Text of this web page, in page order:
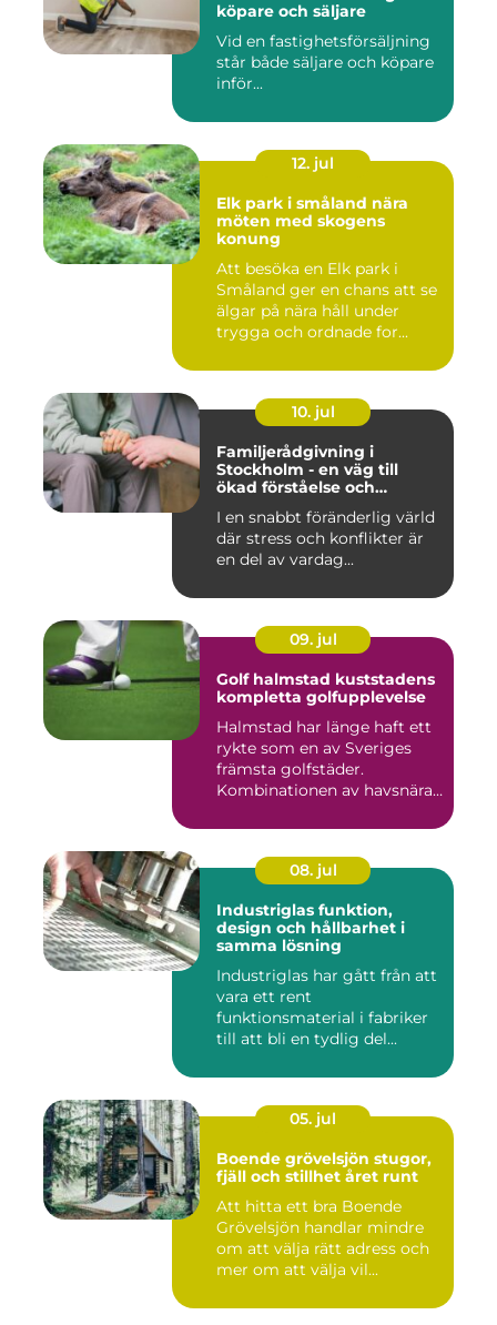
köpare och säljare
Vid en fastighetsförsäljning
står både säljare och köpare
inför...
12. jul
Elk park i småland nära
möten med skogens
konung
Att besöka en Elk park i
Småland ger en chans att se
älgar på nära håll under
trygga och ordnade for...
10. jul
Familjerådgivning i
Stockholm - en väg till
ökad förståelse och
I en snabbt föränderlig värld
där stress och konflikter är
en del av vardag...
09. jul
Golf halmstad kuststadens
kompletta golfupplevelse
Halmstad har länge haft ett
rykte som en av Sveriges
främsta golfstäder.
Kombinationen av havsnära
08. jul
Industriglas funktion,
design och hållbarhet i
samma lösning
Industriglas har gått från att
vara ett rent
funktionsmaterial i fabriker
till att bli en tydlig del...
05. jul
Boende grövelsjön stugor,
fjäll och stillhet året runt
Att hitta ett bra Boende
Grövelsjön handlar mindre
om att välja rätt adress och
mer om att välja vil...